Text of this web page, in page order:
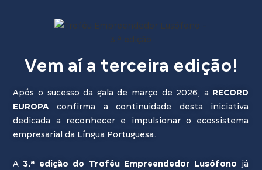
Vem aí a terceira edição!
Após o sucesso da gala de março de 2026, a RECORD
EUROPAconfirma a continuidade desta iniciativa
dedicada a reconhecer e impulsionar o ecossistema
empresarial da Língua Portuguesa.
A3.ª edição do Troféu Empreendedor Lusófono já